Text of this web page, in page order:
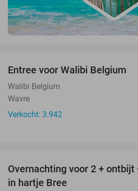
Entree voor Walibi Belgium
Walibi Belgium
Wavre
Verkocht: 3.942
TODAY
Overnachting voor 2 +
in hartje Bree